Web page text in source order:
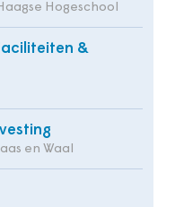
Hogeschool
&
en Waal